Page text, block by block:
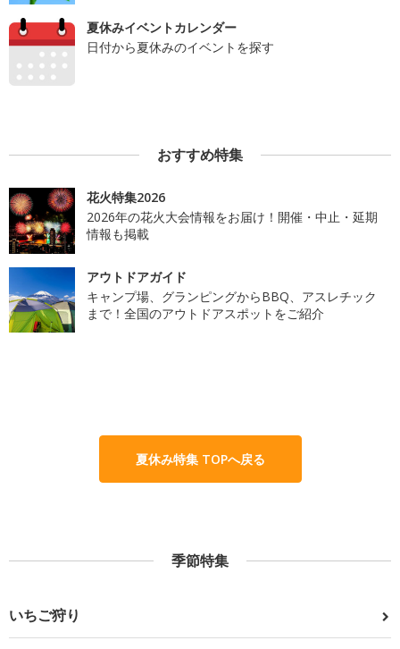
夏休みイベントカレンダー
日付から夏休みのイベントを探す
おすすめ特集
花火特集2026
2026年の花火大会情報をお届け！開催・中止・延期
情報も掲載
アウトドアガイド
キャンプ場、グランピングからBBQ、アスレチック
まで！全国のアウトドアスポットをご紹介
夏休み特集 TOPへ戻る
季節特集
いちご狩り